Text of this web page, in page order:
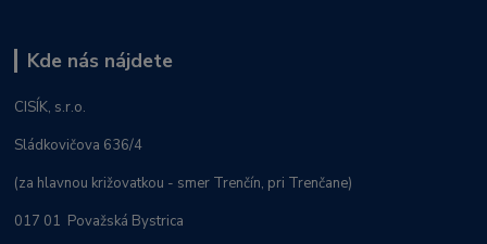
Kde nás nájdete
CISÍK, s.r.o.
Sládkovičova 636/4
(za hlavnou križovatkou - smer Trenčín, pri Trenčane)
017 01 Považská Bystrica